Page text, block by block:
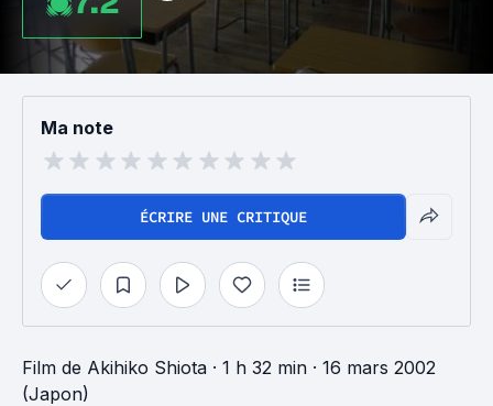
Ma note
ÉCRIRE UNE CRITIQUE
Film de Akihiko Shiota · 1 h 32 min · 16 mars 2002
(Japon)